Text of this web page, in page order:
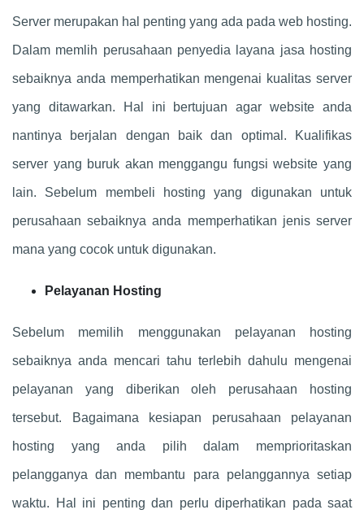
Server merupakan hal penting yang ada pada web hosting.
Dalam memlih perusahaan penyedia layana jasa hosting
sebaiknya anda memperhatikan mengenai kualitas server
yang ditawarkan. Hal ini bertujuan agar website anda
nantinya berjalan dengan baik dan optimal. Kualifikas
server yang buruk akan menggangu fungsi website yang
lain. Sebelum membeli hosting yang digunakan untuk
perusahaan sebaiknya anda memperhatikan jenis server
mana yang cocok untuk digunakan.
Pelayanan Hosting
Sebelum memilih menggunakan pelayanan hosting
sebaiknya anda mencari tahu terlebih dahulu mengenai
pelayanan yang diberikan oleh perusahaan hosting
tersebut. Bagaimana kesiapan perusahaan pelayanan
hosting yang anda pilih dalam memprioritaskan
pelangganya dan membantu para pelanggannya setiap
waktu. Hal ini penting dan perlu diperhatikan pada saat